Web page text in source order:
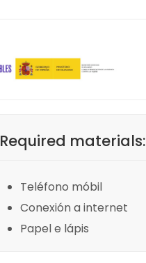
Required materials:
Teléfono móbil
Conexión a internet
Papel e lápis